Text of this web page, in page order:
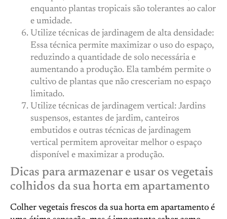
enquanto plantas tropicais são tolerantes ao calor
e umidade.
Utilize técnicas de jardinagem de alta densidade:
Essa técnica permite maximizar o uso do espaço,
reduzindo a quantidade de solo necessária e
aumentando a produção. Ela também permite o
cultivo de plantas que não cresceriam no espaço
limitado.
Utilize técnicas de jardinagem vertical: Jardins
suspensos, estantes de jardim, canteiros
embutidos e outras técnicas de jardinagem
vertical permitem aproveitar melhor o espaço
disponível e maximizar a produção.
Dicas para armazenar e usar os vegetais
colhidos da sua horta em apartamento
Colher vegetais frescos da sua horta em apartamento é